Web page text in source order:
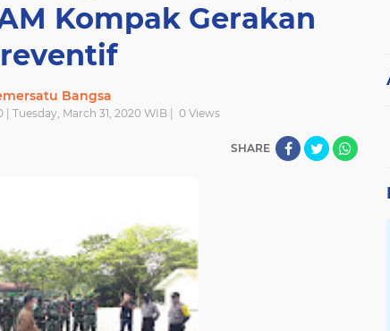
Kompak Gerakan
Bangsa
| Tuesday, March 31, 2020 WIB | 0Views
SHARE